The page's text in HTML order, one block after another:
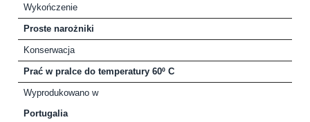
Wykończenie
Proste narożniki
Konserwacja
Prać w pralce do temperatury 60º C
Wyprodukowano w
Portugalia